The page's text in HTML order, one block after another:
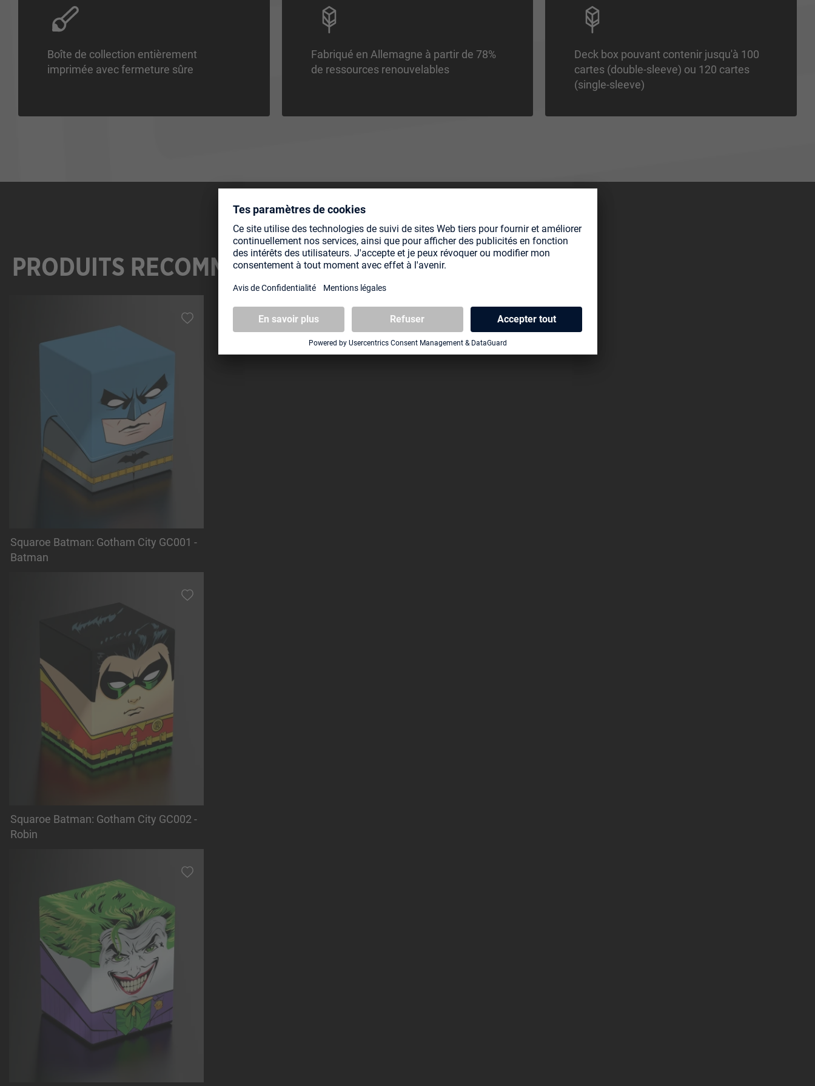
Boîte de collection entièrement
imprimée avec fermeture sûre
Fabriqué en Allemagne à partir de 78%
de ressources renouvelables
Deck box pouvant contenir jusqu'à 100
cartes (double-sleeve) ou 120 cartes
(single-sleeve)
PRODUITS RECOMMANDÉS
Squaroe Batman: Gotham City GC001 -
Batman
Squaroe Batman: Gotham City GC002 -
Robin